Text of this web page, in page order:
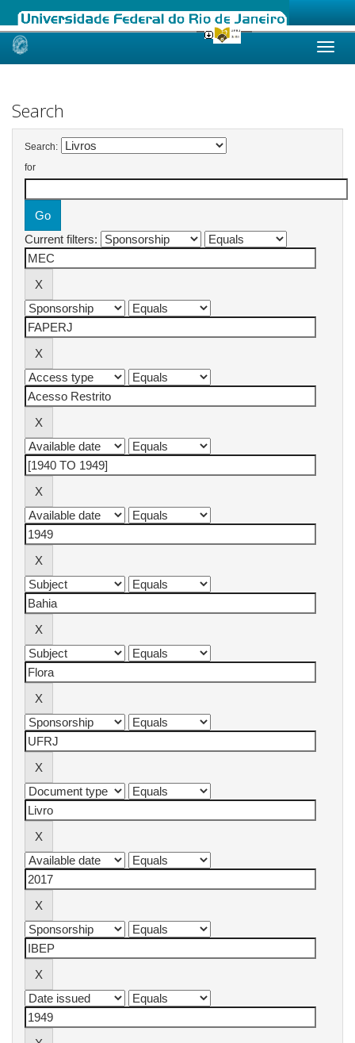
Skip
Search
Search:
for
Current filters: